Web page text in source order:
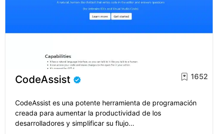
CodeAssist 1652
CodeAssist es una potente herramienta de programación
creada para aumentar la productividad de los
desarrolladores y simplificar su flujo...